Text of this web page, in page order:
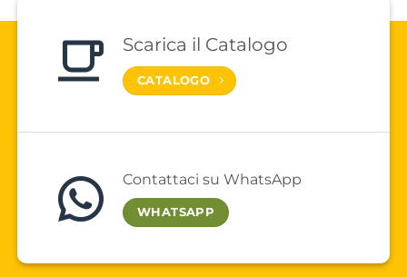
Scarica il Catalogo
CATALOGO
Contattaci su WhatsApp
WHATSAPP